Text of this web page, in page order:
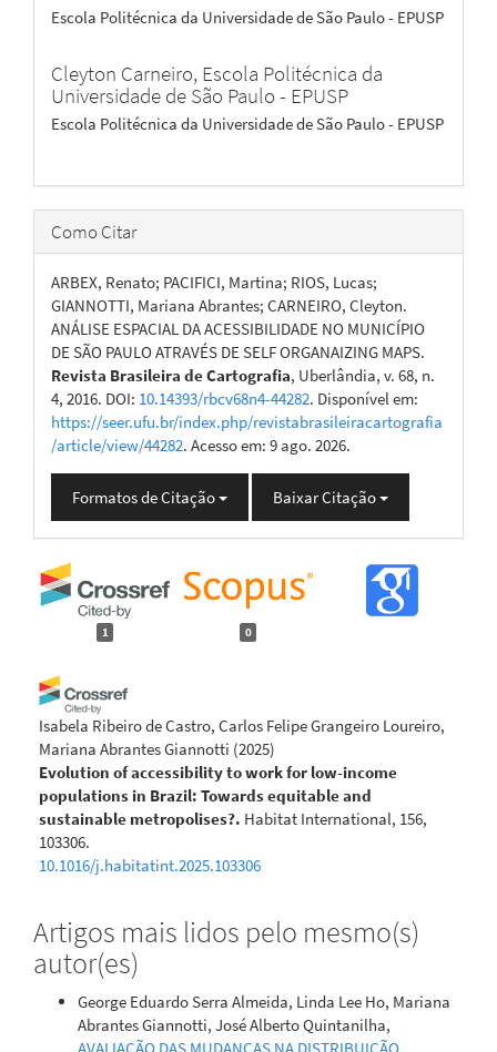
Escola Politécnica da Universidade de São Paulo - EPUSP
Cleyton Carneiro, Escola Politécnica da
Universidade de São Paulo - EPUSP
Escola Politécnica da Universidade de São Paulo - EPUSP
Como Citar
ARBEX, Renato; PACIFICI, Martina; RIOS, Lucas;
GIANNOTTI, Mariana Abrantes; CARNEIRO, Cleyton.
ANÁLISE ESPACIAL DA ACESSIBILIDADE NO MUNICÍPIO
DE SÃO PAULO ATRAVÉS DE SELF ORGANAIZING MAPS.
Revista Brasileira de Cartografia, Uberlândia, v. 68, n.
4, 2016. DOI: 10.14393/rbcv68n4-44282. Disponível em:
https://seer.ufu.br/index.php/revistabrasileiracartografia
/article/view/44282. Acesso em: 9 ago. 2026.
Formatos de Citação Baixar Citação
1 0
Isabela Ribeiro de Castro, Carlos Felipe Grangeiro Loureiro,
Mariana Abrantes Giannotti (2025)
Evolution of accessibility to work for low-income
populations in Brazil: Towards equitable and
sustainable metropolises?. Habitat International, 156,
103306.
10.1016/j.habitatint.2025.103306
Artigos mais lidos pelo mesmo(s)
autor(es)
George Eduardo Serra Almeida, Linda Lee Ho, Mariana
Abrantes Giannotti, José Alberto Quintanilha,